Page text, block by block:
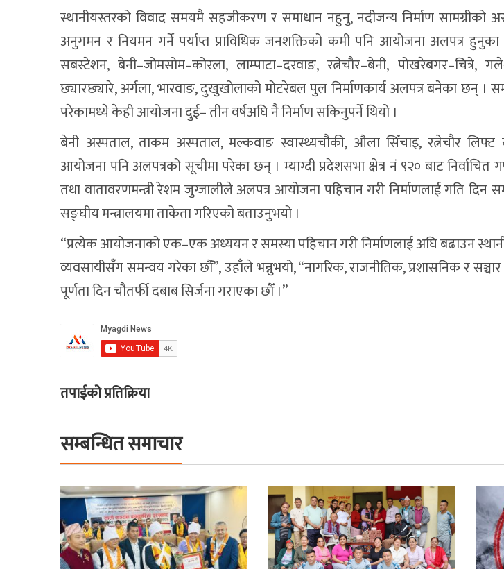
स्थानीयस्तरको विवाद समयमै सहजीकरण र समाधान नहुनु, नदीजन्य निर्माण
अनुगमन र नियमन गर्ने पर्याप्त प्राविधिक जनशक्तिको कमी पनि आयोजना अलपत्र
सबस्टेशन, बेनी–जोमसोम–कोरला, लाम्पाटा–दरवाङ, रत्नेचौर–बेनी, पोखरेबगर–चित्रे,
छ्यारछ्यारे, अर्गला, भारवाङ, दुखुखोलाको मोटरेबल पुल निर्माणकार्य अलपत्र बनेका छन् ।
परेकामध्ये केही आयोजना दुई– तीन वर्षअघि नै निर्माण सकिनुपर्ने थियो ।
बेनी अस्पताल, ताकम अस्पताल, मल्कवाङ स्वास्थ्यचौकी, औला सिँचाइ, रत्नेचौर लिफ्ट
आयोजना पनि अलपत्रको सूचीमा परेका छन् । म्याग्दी प्रदेशसभा क्षेत्र नं ९२० बाट निर्वाचित
तथा वातावरणमन्त्री रेशम जुग्जालीले अलपत्र आयोजना पहिचान गरी निर्माणलाई गति दिन
सङ्घीय मन्त्रालयमा ताकेता गरिएको बताउनुभयो ।
“प्रत्येक आयोजनाको एक–एक अध्ययन र समस्या पहिचान गरी निर्माणलाई अघि बढाउन
व्यवसायीसँग समन्वय गरेका छौँ”, उहाँले भन्नुभयो, “नागरिक, राजनीतिक, प्रशासनिक र
पूर्णता दिन चौतर्फी दबाब सिर्जना गराएका छौँ ।”
तपाईको प्रतिक्रिया
सम्बन्धित समाचार